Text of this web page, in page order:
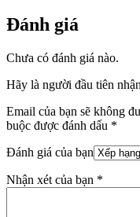
Đánh giá
Chưa có đánh giá nào.
Hãy là người đầu tiên
Email của bạn sẽ không
buộc được đánh dấu *
Đánh giá của bạn
Nhận xét của bạn *